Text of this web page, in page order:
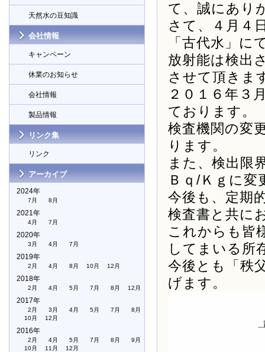
天然水の豆知識
会社情報
キャンペーン
休業のお知らせ
会社情報
製品情報
リンク集
リンク
アーカイブ
2024年
7月 8月
2021年
4月 7月
2020年
3月 4月 7月
2019年
2月 4月 8月 10月 12月
2018年
2月 4月 5月 7月 8月 12月
2017年
2月 3月 4月 5月 7月
8月
10月
12月
2016年
2月 4月 5月 7月 8月
9月
10月
11月 12月
て、誠にあり
さて、４月４
「古代水」に
放射能は検出
させて頂きま
２０１６年３
ております。
検査機関の変
ります。
また、検出限
Ｂｑ/Ｋｇに
今後も、定期
検査書と共に
これからも皆
してまいる所
今後とも「秩
げます。